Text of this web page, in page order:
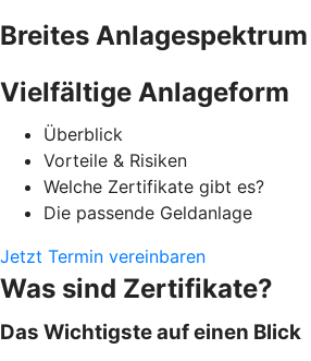
Breites Anlagespektrum
Vielfältige Anlageform
Überblick
Vorteile & Risiken
Welche Zertifikate gibt es?
Die passende Geldanlage
Jetzt Termin vereinbaren
Was sind Zertifikate?
Das Wichtigste auf einen Blick